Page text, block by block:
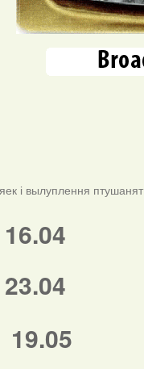
і вылуплення птушанят
16.04
23.04
19.05